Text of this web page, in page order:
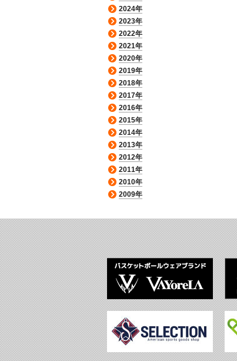
2024年
2023年
2022年
2021年
2020年
2019年
2018年
2017年
2016年
2015年
2014年
2013年
2012年
2011年
2010年
2009年